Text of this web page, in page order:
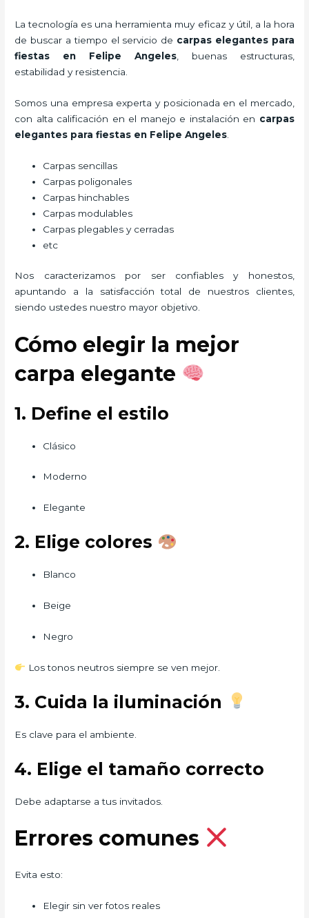
La tecnología es una herramienta muy eficaz y útil, a la hora
de buscar a tiempo el servicio de carpas elegantes para
fiestas en Felipe Angeles, buenas estructuras,
estabilidad y resistencia.
Somos una empresa experta y posicionada en el mercado,
con alta calificación en el manejo e instalación en carpas
elegantes para fiestas en Felipe Angeles.
Carpas sencillas
Carpas poligonales
Carpas hinchables
Carpas modulables
Carpas plegables y cerradas
etc
Nos caracterizamos por ser confiables y honestos,
apuntando a la satisfacción total de nuestros clientes,
siendo ustedes nuestro mayor objetivo.
Cómo elegir la mejor
carpa elegante
1. Define el estilo
Clásico
Moderno
Elegante
2. Elige colores
Blanco
Beige
Negro
Los tonos neutros siempre se ven mejor.
3. Cuida la iluminación
Es clave para el ambiente.
4. Elige el tamaño correcto
Debe adaptarse a tus invitados.
Errores comunes
Evita esto:
Elegir sin ver fotos reales